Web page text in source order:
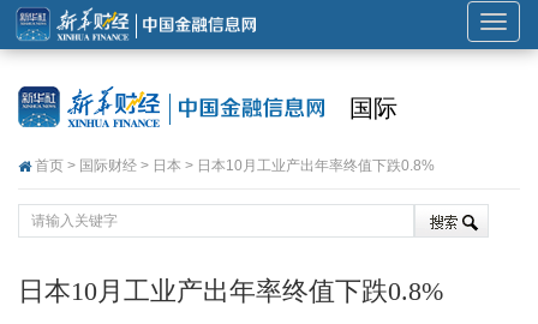
展
开
国际
首页 > 国际财经 > 日本 > 日本10月工业产出年率终值下跌0.8%
日本10月工业产出年率终值下跌0.8%